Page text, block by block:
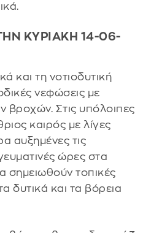
ΚΥΡΙΑΚΗ 14-06-
και τη νοτιοδυτική
νεφώσεις με
βροχών. Στις υπόλοιπες
καιρός με λίγες
αυξημένες τις
ώρες στα
σημειωθούν τοπικές
δυτικά και τα βόρεια